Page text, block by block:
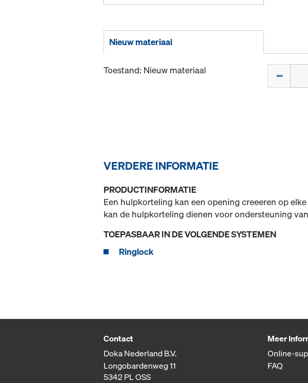
Nieuw materiaal
Toestand: Nieuw materiaal
VERDERE INFORMATIE
PRODUCTINFORMATIE
Een hulpkorteling kan een opening creeeren op
kan de hulpkorteling dienen voor ondersteuning
TOEPASBAAR IN DE VOLGENDE SYSTEMEN
Ringlock
Contact
Doka Nederland B.V.
Longobardenweg 11
5342 PL OSS
Meer
Online-
FAQ